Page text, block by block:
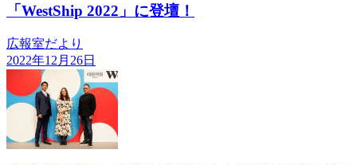
「WestShip 2022」に登壇！
広報室だより
2022年12月26日